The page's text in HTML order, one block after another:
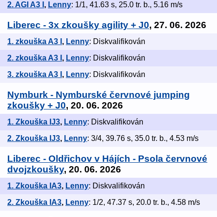
2. AGI A3 I , Lenny: 1/1, 41.63 s, 25.0 tr. b., 5.16 m/s
Liberec - 3x zkoušky agility + J0, 27. 06. 2026
1. zkouška A3 I , Lenny: Diskvalifikován
2. zkouška A3 I , Lenny: Diskvalifikován
3. zkouška A3 I , Lenny: Diskvalifikován
Nymburk - Nymburské červnové jumping
zkoušky + J0, 20. 06. 2026
1. Zkouška IJ3, Lenny: Diskvalifikován
2. Zkouška IJ3, Lenny: 3/4, 39.76 s, 35.0 tr. b., 4.53 m/s
Liberec - Oldřichov v Hájích - Psola červnové
dvojzkoušky, 20. 06. 2026
1. Zkouška IA3, Lenny: Diskvalifikován
2. Zkouška IA3, Lenny: 1/2, 47.37 s, 20.0 tr. b., 4.58 m/s